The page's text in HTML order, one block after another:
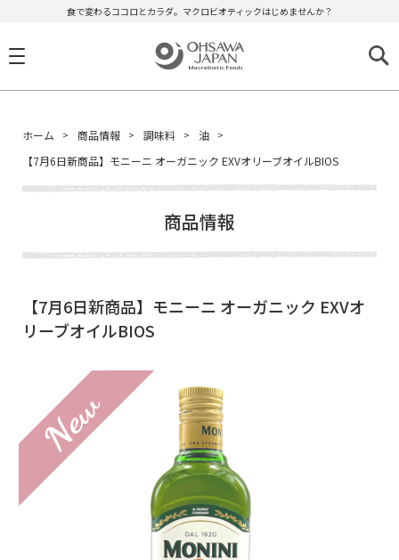
食で変わるココロとカラダ。マクロビオティックはじめませんか？
ホーム 商品情報 調味料
油
【7月6日新商品】モニーニ オーガニック EXVオリーブオイルBIOS
商品情報
【7月6日新商品】モニーニ オーガニック EXVオ
リーブオイルBIOS